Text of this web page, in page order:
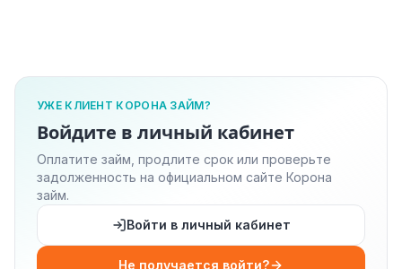
УЖЕ КЛИЕНТ КОРОНА ЗАЙМ?
Войдите в личный кабинет
Оплатите займ, продлите срок или проверьте
задолженность на официальном сайте Корона
займ.
Войти в личный кабинет
Не получается войти?